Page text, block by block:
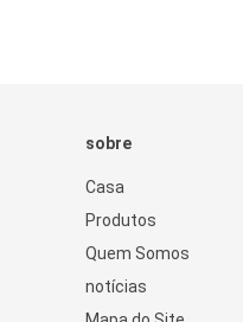
sobre
Casa
Produtos
Quem Somos
notícias